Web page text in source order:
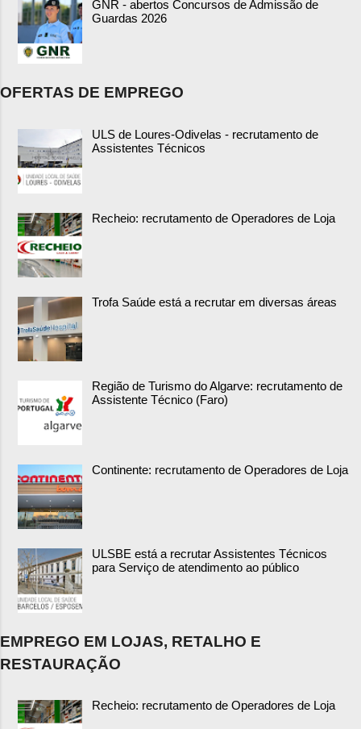
GNR - abertos Concursos de Admissão de
Guardas 2026
OFERTAS DE EMPREGO
ULS de Loures-Odivelas - recrutamento de
Assistentes Técnicos
Recheio: recrutamento de Operadores de Loja
Trofa Saúde está a recrutar em diversas áreas
Região de Turismo do Algarve: recrutamento de
Assistente Técnico (Faro)
Continente: recrutamento de Operadores de Loja
ULSBE está a recrutar Assistentes Técnicos
para Serviço de atendimento ao público
EMPREGO EM LOJAS, RETALHO E
RESTAURAÇÃO
Recheio: recrutamento de Operadores de Loja